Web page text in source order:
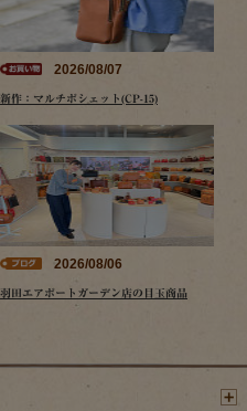
2026/08/07
新作：マルチポシェット(CP-15)
2026/08/06
羽田エアポートガーデン店の目玉商品